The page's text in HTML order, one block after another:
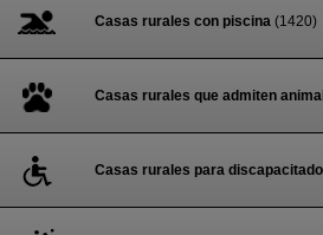
Casas rurales con piscina (1420)
Casas rurales que admiten
Casas rurales para